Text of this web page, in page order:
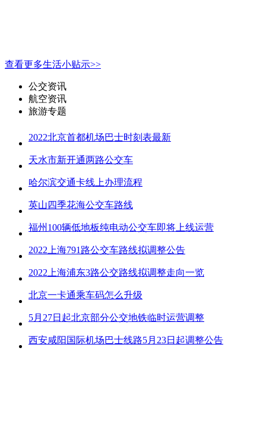
查看更多生活小贴示>>
公交资讯
航空资讯
旅游专题
2022北京首都机场巴士时刻表最新
天水市新开通两路公交车
哈尔滨交通卡线上办理流程
英山四季花海公交车路线
福州100辆低地板纯电动公交车即将上线运营
2022上海791路公交车路线拟调整公告
2022上海浦东3路公交路线拟调整走向一览
北京一卡通乘车码怎么升级
5月27日起北京部分公交地铁临时运营调整
西安咸阳国际机场巴士线路5月23日起调整公告